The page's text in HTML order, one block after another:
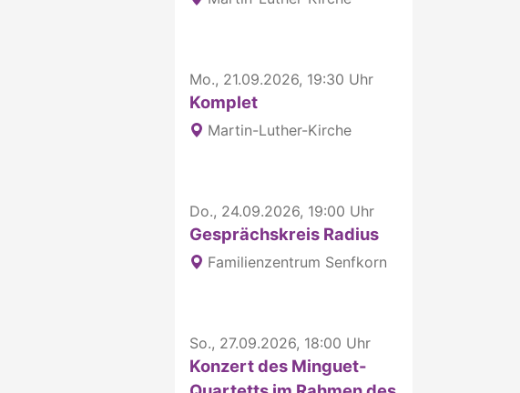
Mo., 21.09.2026, 19:30 Uhr
Komplet
Martin-Luther-Kirche
Do., 24.09.2026, 19:00 Uhr
Gesprächskreis Radius
Familienzentrum Senfkorn
So., 27.09.2026, 18:00 Uhr
Konzert des Minguet-